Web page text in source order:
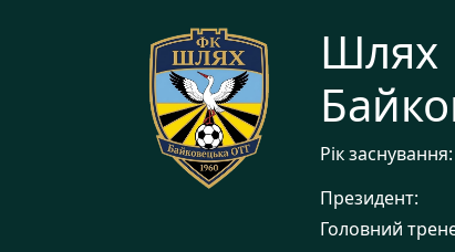
Шлях
Рік заснування:
Президент:
Головний